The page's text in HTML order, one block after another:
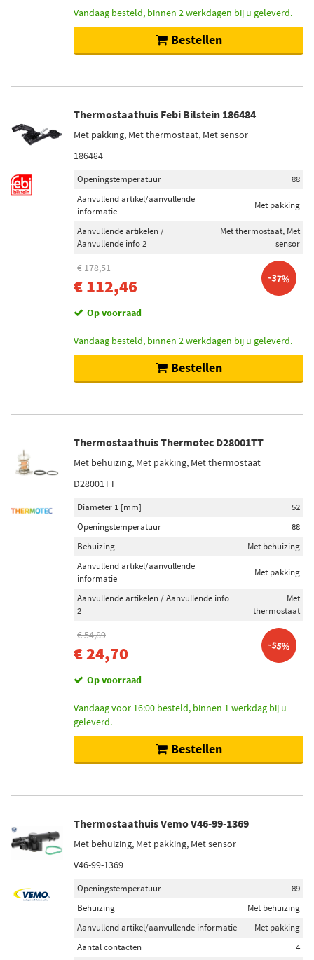
Vandaag besteld, binnen 2 werkdagen bij u geleverd.
Bestellen
Thermostaathuis Febi Bilstein 186484
Met pakking, Met thermostaat, Met sensor
186484
Openingstemperatuur
88
Aanvullend artikel/aanvullende
informatie
Met pakking
Aanvullende artikelen /
Aanvullende info 2
Met thermostaat, Met
sensor
€ 178,51
€ 112,46 -37%
Op voorraad
Vandaag besteld, binnen 2 werkdagen bij u geleverd.
Bestellen
Thermostaathuis Thermotec D28001TT
Met behuizing, Met pakking, Met thermostaat
D28001TT
Diameter 1 [mm]
52
Openingstemperatuur
88
Behuizing
Met behuizing
Aanvullend artikel/aanvullende
informatie
Met pakking
Aanvullende artikelen / Aanvullende info
2
Met
thermostaat
€ 54,89
€ 24,70 -55%
Op voorraad
Vandaag voor 16:00 besteld, binnen 1 werkdag bij u
geleverd.
Bestellen
Thermostaathuis Vemo V46-99-1369
Met behuizing, Met pakking, Met sensor
V46-99-1369
Openingstemperatuur
89
Behuizing
Met behuizing
Aanvullend artikel/aanvullende informatie
Met pakking
Aantal contacten
4